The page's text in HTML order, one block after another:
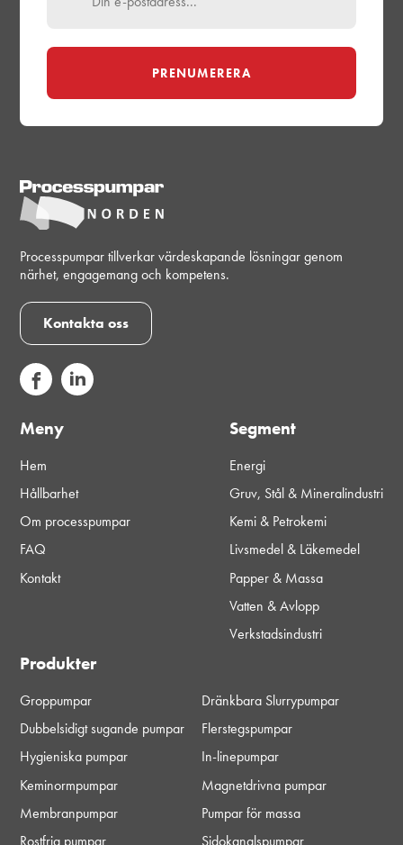
Processpumpar tillverkar värdeskapande lösningar genom
närhet, engagemang och kompetens.
Kontakta oss
Meny
Hem
Hållbarhet
Om processpumpar
FAQ
Kontakt
Segment
Energi
Gruv, Stål & Mineralindustri
Kemi & Petrokemi
Livsmedel & Läkemedel
Papper & Massa
Vatten & Avlopp
Verkstadsindustri
Produkter
Groppumpar
Dränkbara Slurrypumpar
Dubbelsidigt sugande pumpar
Flerstegspumpar
Hygieniska pumpar
In-linepumpar
Keminormpumpar
Magnetdrivna pumpar
Membranpumpar
Pumpar för massa
Rostfria pumpar
Sidokanalspumpar